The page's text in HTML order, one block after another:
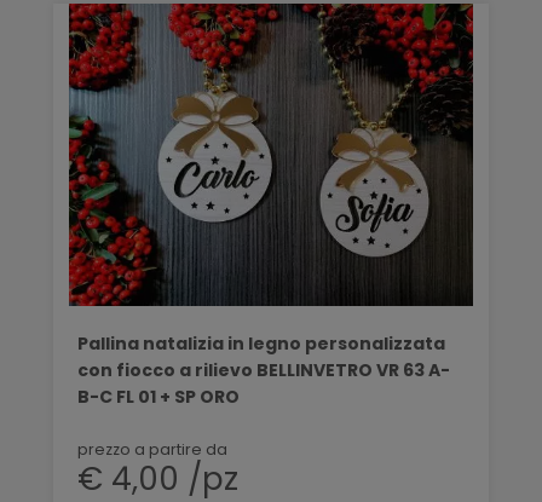
Pallina natalizia in legno personalizzata
con fiocco a rilievo BELLINVETRO VR 63 A-
B-C FL 01 + SP ORO
prezzo a partire da
€ 4,00 /pz